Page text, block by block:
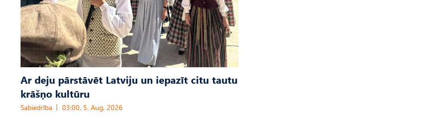
Ar deju pārstāvēt Latviju un iepazīt citu tautu
krāšņo kultūru
Sabiedrība 03:00, 5. Aug, 2026